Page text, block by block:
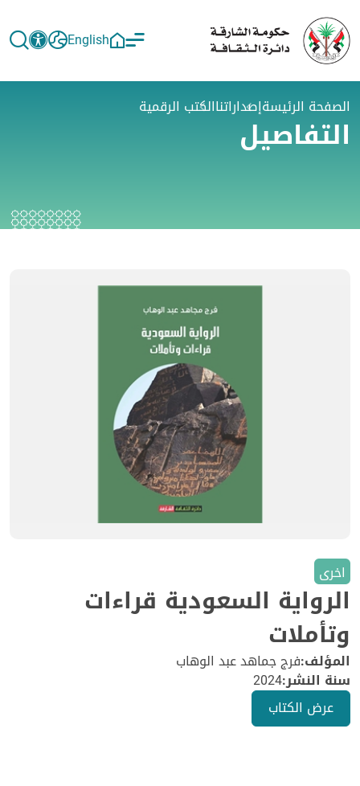
English
الصفحة الرئيسةإصداراتناالكتب الرقمية
التفاصيل
اخرى
الرواية السعودية قراءات
وتأملات
المؤلف:فرج جماهد عبد الوهاب
سنة النشر:2024
عرض الكتاب